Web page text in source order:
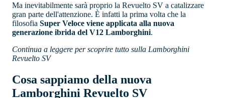
Ma inevitabilmente sarà proprio la Revuelto SV a catalizzare
gran parte dell'attenzione. È infatti la prima volta che la
filosofia Super Veloce viene applicata alla nuova
generazione ibrida del V12 Lamborghini.
Continua a leggere per scoprire tutto sulla Lamborghini
Revuelto SV
Cosa sappiamo della nuova
Lamborghini Revuelto SV